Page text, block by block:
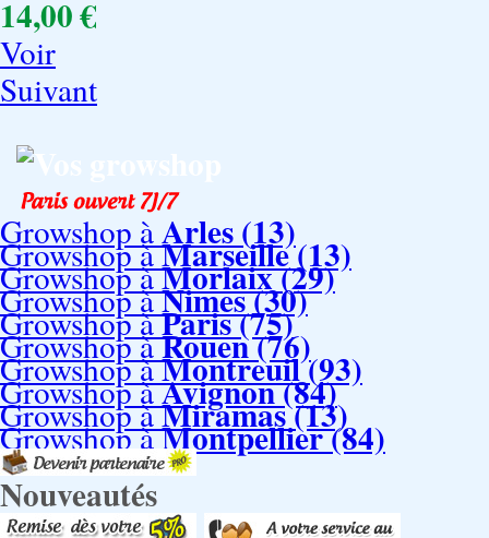
14,00 €
Voir
Suivant
Growshop àArles (13)
Growshop àMarseille (13)
Growshop àMorlaix (29)
Growshop àNimes (30)
Growshop àParis (75)
Growshop àRouen (76)
Growshop àMontreuil (93)
Growshop àAvignon (84)
Growshop àMiramas (13)
Growshop àMontpellier (84)
Nouveautés